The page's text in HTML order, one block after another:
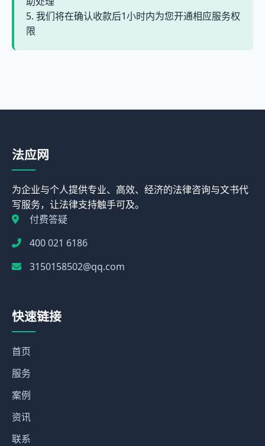
5. 我们将在确认收款后1小时内为您开通相应服务权
限
法应网
为企业与个人提供专业、高效、经济的法律咨询与文书代
写服务，让法律支持触手可及。
付费答疑
400 021 6186
3150158502@qq.com
快速链接
首页
服务
案例
资讯
联系